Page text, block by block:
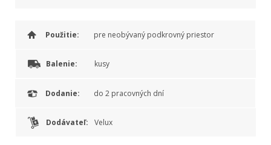
Použitie: pre neobývaný podkrovný priestor
Balenie: kusy
Dodanie: do 2 pracovných dní
Dodávateľ: Velux